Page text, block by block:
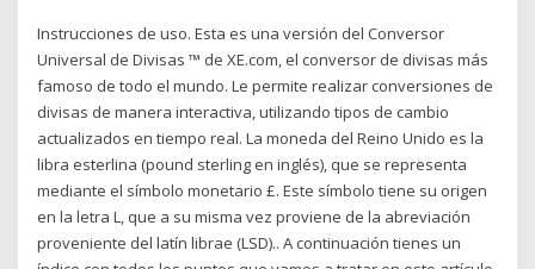
Instrucciones de uso. Esta es una versión del Conversor
Universal de Divisas ™ de XE.com, el conversor de divisas más
famoso de todo el mundo. Le permite realizar conversiones de
divisas de manera interactiva, utilizando tipos de cambio
actualizados en tiempo real. La moneda del Reino Unido es la
libra esterlina (pound sterling en inglés), que se representa
mediante el símbolo monetario £. Este símbolo tiene su origen
en la letra L, que a su misma vez proviene de la abreviación
proveniente del latín librae (LSD).. A continuación tienes un